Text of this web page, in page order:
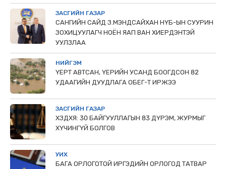
ЗАСГИЙН ГАЗАР
САНГИЙН САЙД З.МЭНДСАЙХАН НҮБ-ЫН СУУРИН
ЗОХИЦУУЛАГЧ НОЁН ЯАП ВАН ХИЕРДЭНТЭЙ
УУЛЗЛАА
НИЙГЭМ
ҮЕРТ АВТСАН, ҮЕРИЙН УСАНД БООГДСОН 82
УДААГИЙН ДУУДЛАГА ОБЕГ-Т ИРЖЭЭ
ЗАСГИЙН ГАЗАР
ХЗДХЯ: 30 БАЙГУУЛЛАГЫН 83 ДҮРЭМ, ЖУРМЫГ
ХҮЧИНГҮЙ БОЛГОВ
УИХ
БАГА ОРЛОГОТОЙ ИРГЭДИЙН ОРЛОГОД ТАТВАР